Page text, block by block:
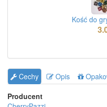
Kość do
Cechy Opis
Producent